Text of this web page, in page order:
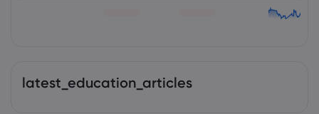
latest_education_articles